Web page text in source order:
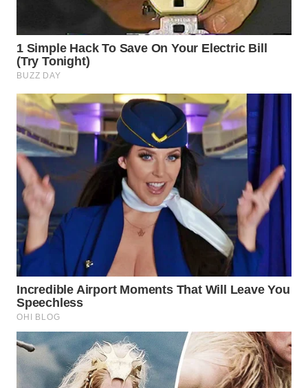
WN
PAKPAK
WN
KARAWANG
WN
BEKASI
WN
BOGOR
WN
DEPOK
WN
TAPANULI
UTARA
WN
SAMOSIR